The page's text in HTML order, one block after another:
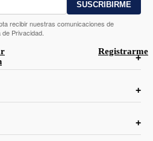
Registrarme
recibir nuestras comunicaciones de
Privacidad.